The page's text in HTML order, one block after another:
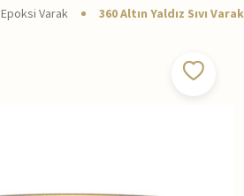
Epoksi Varak 360 Altın Yaldız Sıvı